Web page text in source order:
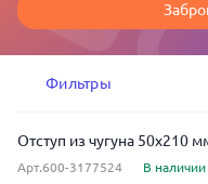
Фильтры
Отступ из чугуна 50x210
Арт.600-3177524 В наличии